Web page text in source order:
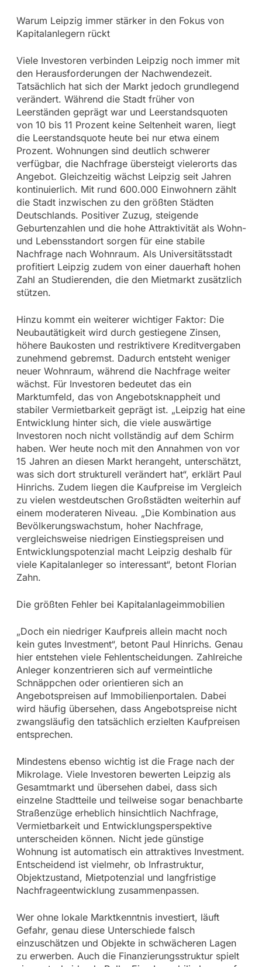
Warum Leipzig immer stärker in den Fokus von
Kapitalanlegern rückt
Viele Investoren verbinden Leipzig noch immer mit
den Herausforderungen der Nachwendezeit.
Tatsächlich hat sich der Markt jedoch grundlegend
verändert. Während die Stadt früher von
Leerständen geprägt war und Leerstandsquoten
von 10 bis 11 Prozent keine Seltenheit waren, liegt
die Leerstandsquote heute bei nur etwa einem
Prozent. Wohnungen sind deutlich schwerer
verfügbar, die Nachfrage übersteigt vielerorts das
Angebot. Gleichzeitig wächst Leipzig seit Jahren
kontinuierlich. Mit rund 600.000 Einwohnern zählt
die Stadt inzwischen zu den größten Städten
Deutschlands. Positiver Zuzug, steigende
Geburtenzahlen und die hohe Attraktivität als Wohn-
und Lebensstandort sorgen für eine stabile
Nachfrage nach Wohnraum. Als Universitätsstadt
profitiert Leipzig zudem von einer dauerhaft hohen
Zahl an Studierenden, die den Mietmarkt zusätzlich
stützen.
Hinzu kommt ein weiterer wichtiger Faktor: Die
Neubautätigkeit wird durch gestiegene Zinsen,
höhere Baukosten und restriktivere Kreditvergaben
zunehmend gebremst. Dadurch entsteht weniger
neuer Wohnraum, während die Nachfrage weiter
wächst. Für Investoren bedeutet das ein
Marktumfeld, das von Angebotsknappheit und
stabiler Vermietbarkeit geprägt ist. „Leipzig hat eine
Entwicklung hinter sich, die viele auswärtige
Investoren noch nicht vollständig auf dem Schirm
haben. Wer heute noch mit den Annahmen von vor
15 Jahren an diesen Markt herangeht, unterschätzt,
was sich dort strukturell verändert hat“, erklärt Paul
Hinrichs. Zudem liegen die Kaufpreise im Vergleich
zu vielen westdeutschen Großstädten weiterhin auf
einem moderateren Niveau. „Die Kombination aus
Bevölkerungswachstum, hoher Nachfrage,
vergleichsweise niedrigen Einstiegspreisen und
Entwicklungspotenzial macht Leipzig deshalb für
viele Kapitalanleger so interessant“, betont Florian
Zahn.
Die größten Fehler bei Kapitalanlageimmobilien
„Doch ein niedriger Kaufpreis allein macht noch
kein gutes Investment“, betont Paul Hinrichs. Genau
hier entstehen viele Fehlentscheidungen. Zahlreiche
Anleger konzentrieren sich auf vermeintliche
Schnäppchen oder orientieren sich an
Angebotspreisen auf Immobilienportalen. Dabei
wird häufig übersehen, dass Angebotspreise nicht
zwangsläufig den tatsächlich erzielten Kaufpreisen
entsprechen.
Mindestens ebenso wichtig ist die Frage nach der
Mikrolage. Viele Investoren bewerten Leipzig als
Gesamtmarkt und übersehen dabei, dass sich
einzelne Stadtteile und teilweise sogar benachbarte
Straßenzüge erheblich hinsichtlich Nachfrage,
Vermietbarkeit und Entwicklungsperspektive
unterscheiden können. Nicht jede günstige
Wohnung ist automatisch ein attraktives Investment.
Entscheidend ist vielmehr, ob Infrastruktur,
Objektzustand, Mietpotenzial und langfristige
Nachfrageentwicklung zusammenpassen.
Wer ohne lokale Marktkenntnis investiert, läuft
Gefahr, genau diese Unterschiede falsch
einzuschätzen und Objekte in schwächeren Lagen
zu erwerben. Auch die Finanzierungsstruktur spielt